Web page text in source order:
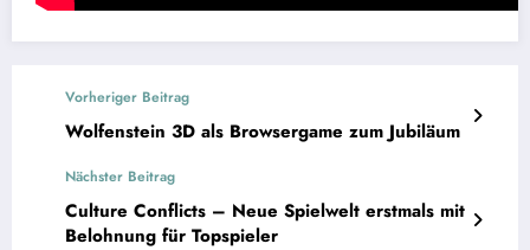
Vorheriger Beitrag
Wolfenstein 3D als Browsergame zum Jubiläum
Nächster Beitrag
Culture Conflicts – Neue Spielwelt erstmals mit
Belohnung für Topspieler